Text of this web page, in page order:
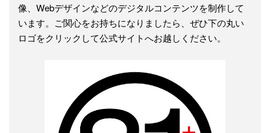
像、Webデザインなどのデジタルコンテンツを制作して
います。ご関心をお持ちになりましたら、ぜひ下の丸い
ロゴをクリックして公式サイトへお越しください。